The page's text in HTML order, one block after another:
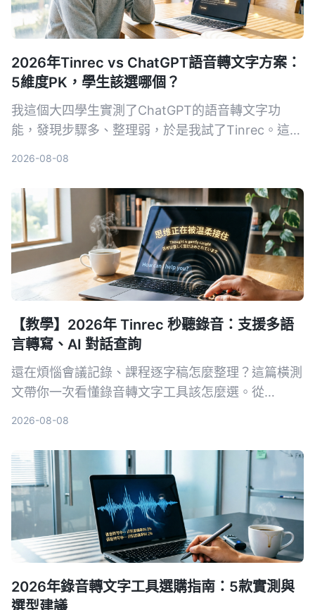
2026年Tinrec vs ChatGPT語音轉文字方案：
5維度PK，學生該選哪個？
我這個大四學生實測了ChatGPT的語音轉文字功
能，發現步驟多、整理弱，於是我試了Tinrec。這篇
錄。
2026-08-08
【教學】2026年 Tinrec 秒聽錄音：支援多語
言轉寫、AI 對話查詢
還在煩惱會議記錄、課程逐字稿怎麼整理？這篇橫測
文帶你一次看懂錄音轉文字工具該怎麼選。從
與場景推薦，幫你找到最適合的解決方案。
2026-08-08
2026年錄音轉文字工具選購指南：5款實測與
選型建議